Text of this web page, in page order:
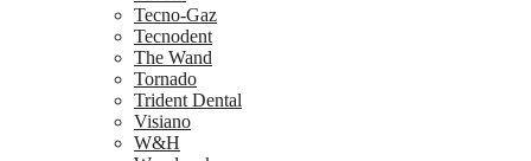
Tecno-Gaz
Tecnodent
The Wand
Tornado
Trident Dental
Visiano
W&H